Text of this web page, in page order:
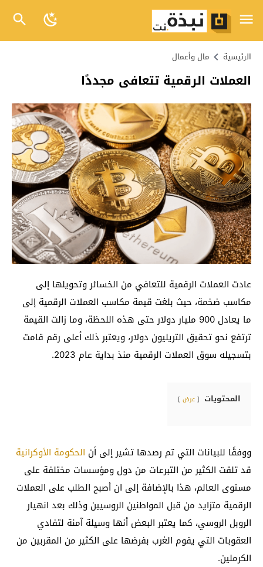
الرئيسية مال وأعمال
العملات الرقمية تتعافى مجددًا
عادت العملات الرقمية للتعافي من الخسائر وتحويلها إلى
مكاسب ضخمة، حيث بلغت قيمة مكاسب العملات الرقمية إلى
ما يعادل 900 مليار دولار حتى هذه اللحظة، وما زالت القيمة
ترتفع نحو تحقيق التريليون دولار، ويعتبر ذلك أعلى رقم قامت
بتسجيله سوق العملات الرقمية منذ بداية عام 2023.
المحتويات عرض
ووفقًا للبيانات التي تم رصدها تشير إلى أن الحكومة الأوكرانية
قد تلقت الكثير من التبرعات من دول ومؤسسات مختلفة على
مستوى العالم، هذا بالإضافة إلى ان أصبح الطلب على العملات
الرقمية متزايد من قبل المواطنين الروسيين وذلك بعد انهيار
الروبل الروسي، كما يعتبر البعض أنها وسيلة آمنة لتفادي
العقوبات التي يقوم الغرب بفرضها على الكثير من المقربين من
الكرملين.